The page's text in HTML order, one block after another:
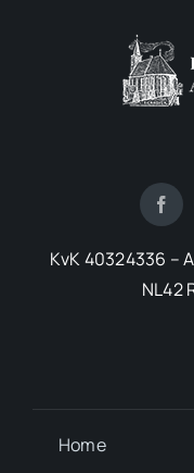
KvK 40324336 –
NL42
Home